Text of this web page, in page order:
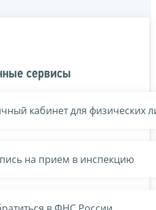
сервисы
кабинет для физических
на прием в инспекцию